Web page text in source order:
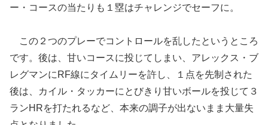
ー・コースの当たりも１塁はチャレンジでセーフに。
この２つのプレーでコントロールを乱したというところ
です。後は、甘いコースに投じてしまい、アレックス・ブ
レグマンにRF線にタイムリーを許し、１点を先制された
後は、カイル・タッカーにとびきり甘いボールを投じて３
ランHRを打たれるなど、本来の調子が出ないまま大量失